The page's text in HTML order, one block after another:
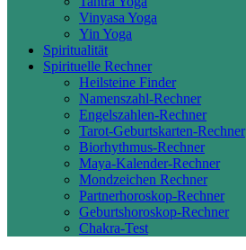
Vinyasa Yoga
Yin Yoga
Spiritualität
Spirituelle Rechner
Heilsteine Finder
Namenszahl-Rechner
Engelszahlen-Rechner
Tarot-Geburtskarten-Rechner
Biorhythmus-Rechner
Maya-Kalender-Rechner
Mondzeichen Rechner
Partnerhoroskop-Rechner
Geburtshoroskop-Rechner
Chakra-Test